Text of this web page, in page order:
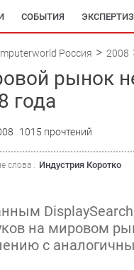
СОБЫТИЯ
Россия 2008
рынок
года
1015 прочтений
слова : Индустрия Коротко
на мировом
с